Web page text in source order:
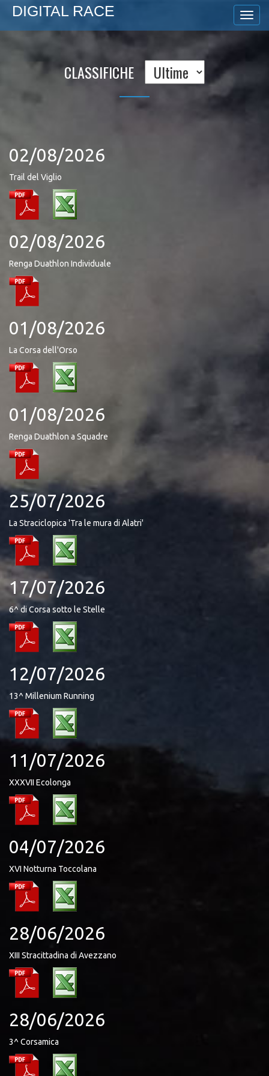
DIGITAL RACE
CLASSIFICHE
02/08/2026
Trail del Viglio
02/08/2026
Renga Duathlon Individuale
01/08/2026
La Corsa dell'Orso
01/08/2026
Renga Duathlon a Squadre
25/07/2026
La Straciclopica 'Tra le mura di Alatri'
17/07/2026
6^ di Corsa sotto le Stelle
12/07/2026
13^ Millenium Running
11/07/2026
XXXVII Ecolonga
04/07/2026
XVI Notturna Toccolana
28/06/2026
XIII Stracittadina di Avezzano
28/06/2026
3^ Corsamica